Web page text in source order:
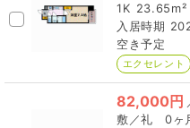
1K 23.65m²
空き予定
エクセレント
82,000円
0ヶ